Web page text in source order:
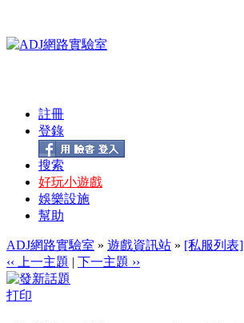
註冊
登錄
搜索
好玩小遊戲
娛樂設施
幫助
ADJ網路實驗室 » 遊戲資訊站 » [私服列表]
‹‹ 上一主題 | 下一主題 ››
打印